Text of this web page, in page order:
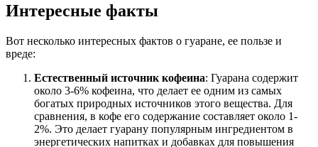
Интересные факты
Вот несколько интересных фактов о гуаране, ее пользе и
вреде:
Естественный источник кофеина: Гуарана содержит
около 3-6% кофеина, что делает ее одним из самых
богатых природных источников этого вещества. Для
сравнения, в кофе его содержание составляет около 1-
2%. Это делает гуарану популярным ингредиентом в
энергетических напитках и добавках для повышения